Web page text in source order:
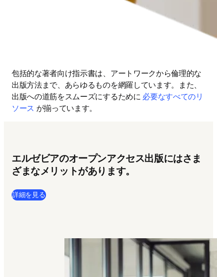
包括的な著者向け指示書は、アートワークから倫理的な
出版方法まで、あらゆるものを網羅しています。また、
出版への道筋をスムーズにするために 必要なすべてのリ
ソース が揃っています。
エルゼビアのオープンアクセス出版にはさま
ざまなメリットがあります。
詳細を見る